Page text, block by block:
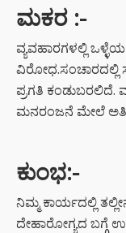
ಮಕರ :-
ವ್ಯವಹಾರಗಳಲ್ಲಿ
ವಿರೋಧ.ಸಂಚಾರದಲ್ಲಿ
ಪ್ರಗತಿ ಕಂಡುಬರಲಿದೆ.
ಮನರಂಜನೆ ಮೇಲೆ
ಕುಂಭ:-
ನಿಮ್ಮ ಕಾರ್ಯದಲ್ಲಿ
ದೇಹಾರೋಗ್ಯದ ಬಗ್ಗೆ